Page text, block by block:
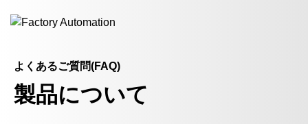
よくあるご質問(FAQ)
製品について